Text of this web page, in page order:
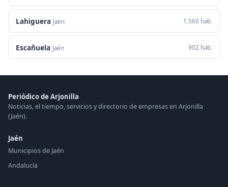
Lahiguera Jaén 1.560 hab.
Escañuela Jaén 902 hab.
Periódico de Arjonilla
Noticias, el tiempo, servicios y directorio de empresas en Arjonilla
(Jaén).
Jaén
Municipios de Jaén
Andalucía